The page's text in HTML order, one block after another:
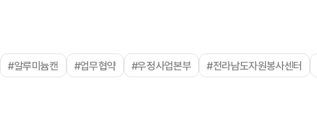
#알루미늄캔 #업무협약 #우정사업본부 #전라남도자원봉사센터